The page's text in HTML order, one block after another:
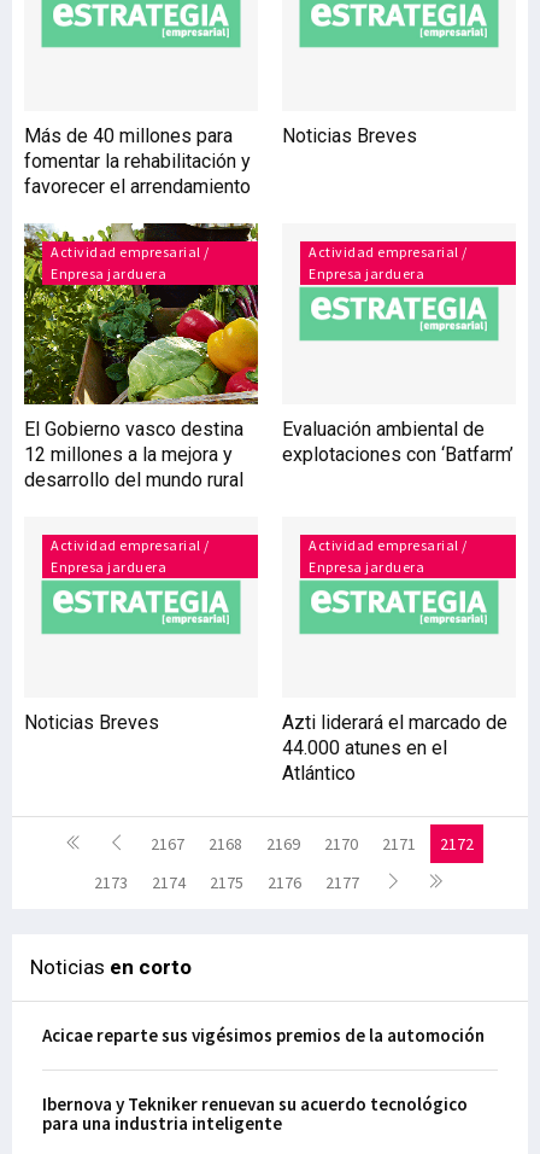
la Universidad de Deusto,
en una jornada de trabajo
patrocinado por el
Más de 40 millones para
fomentar la rehabilitación y
favorecer el arrendamiento
Noticias Breves
Actividad empresarial /
Enpresa jarduera
El Gobierno vasco destina
12 millones a la mejora y
desarrollo del mundo rural
Actividad empresarial /
Enpresa jarduera
Evaluación ambiental de
explotaciones con ‘Batfarm’
Actividad empresarial /
Enpresa jarduera
Noticias Breves
Actividad empresarial /
Enpresa jarduera
Azti liderará el marcado de
44.000 atunes en el
Atlántico
2167 2168 2169 2170 2171
2172
2173
2174 2175 2176 2177
Noticias en corto
Acicae reparte sus vigésimos premios de la automoción
Ibernova y Tekniker renuevan su acuerdo tecnológico
para una industria inteligente